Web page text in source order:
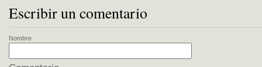
Escribir un comentario
Nombre